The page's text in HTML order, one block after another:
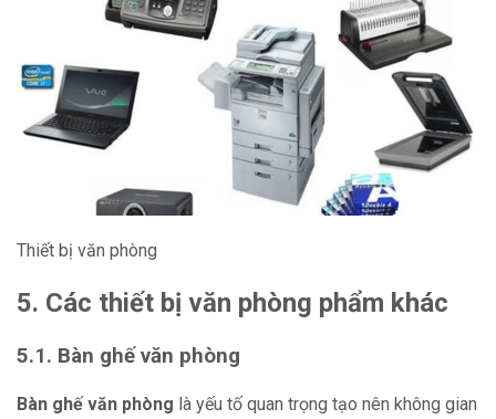
Thiết bị văn phòng
5. Các thiết bị văn phòng phẩm khác
5.1. Bàn ghế văn phòng
Bàn ghế văn phòng là yếu tố quan trọng tạo nên không gian